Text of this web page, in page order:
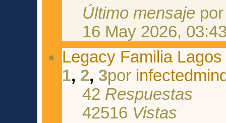
Último mensaje
16 May 2026,
Legacy Familia
1, 2, 3por
42 Respuestas
42516 Vistas